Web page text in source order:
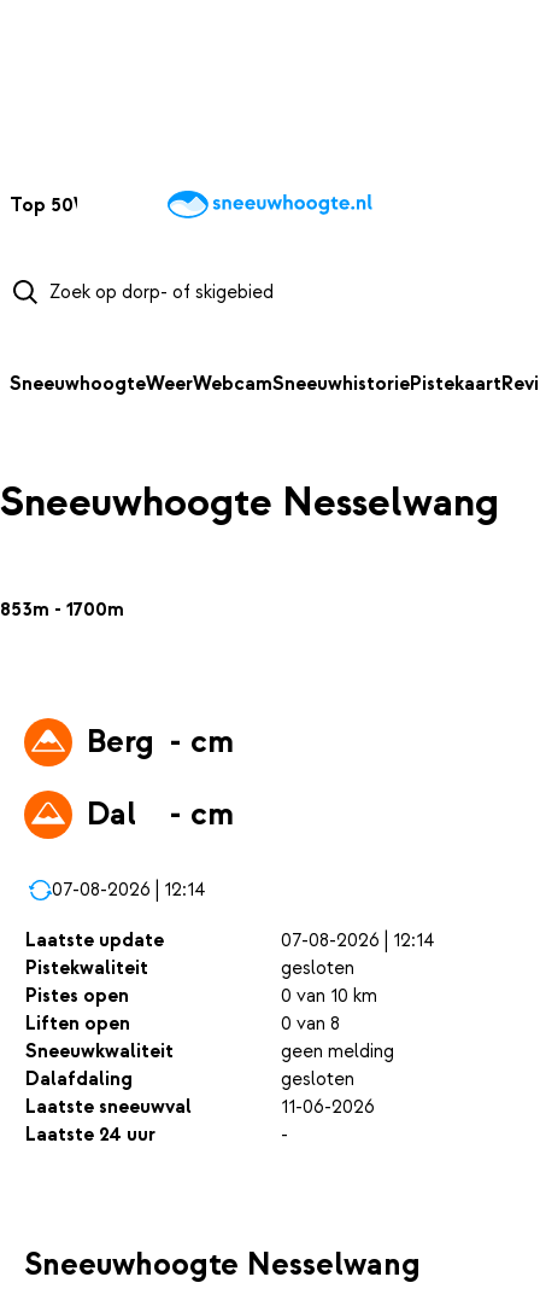
Top 50Webcams WintersportweerKaarten
SneeuwhoogteWeerWebcamSneeuwhistoriePistekaart
Sneeuwhoogte Nesselwang
853m - 1700m
Berg - cm
Dal
- cm
07-08-2026 | 12:14
Laatste update
07-08-2026 | 12:14
Pistekwaliteit
gesloten
Pistes open
0 van 10 km
Liften open
0 van 8
Sneeuwkwaliteit
geen melding
Dalafdaling
gesloten
Laatste sneeuwval
11-06-2026
Laatste 24 uur
-
Sneeuwhoogte Nesselwang